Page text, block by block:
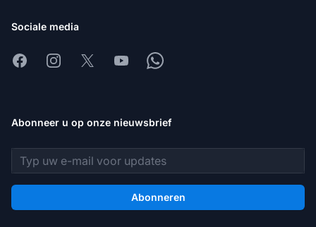
Sociale media
FacebookInstagram
X YoutubeWhatsapp
Abonneer u op onze nieuwsbrief
E-mailadres
Abonneren